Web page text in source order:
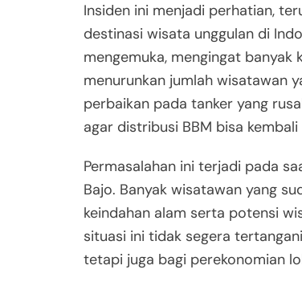
Insiden ini menjadi perhatian,
destinasi wisata unggulan di
mengemuka, mengingat
menurunkan jumlah wisatawan
perbaikan pada tanker yang
agar distribusi BBM bisa
Permasalahan ini terjadi pada
Bajo. Banyak wisatawan yang
keindahan alam serta potensi
situasi ini tidak segera
tetapi juga bagi perekonomian